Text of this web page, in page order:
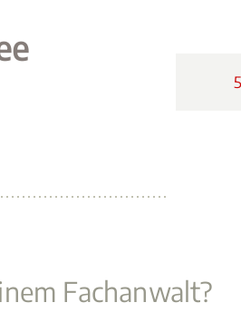
Fachanwalt?